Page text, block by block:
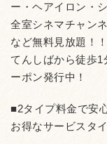
ー・ヘアイロン・
全室シネマチャン
など無料見放題！！
てんしばから徒歩
ーポン発行中！
■2タイプ料金で安
お得なサービスタ